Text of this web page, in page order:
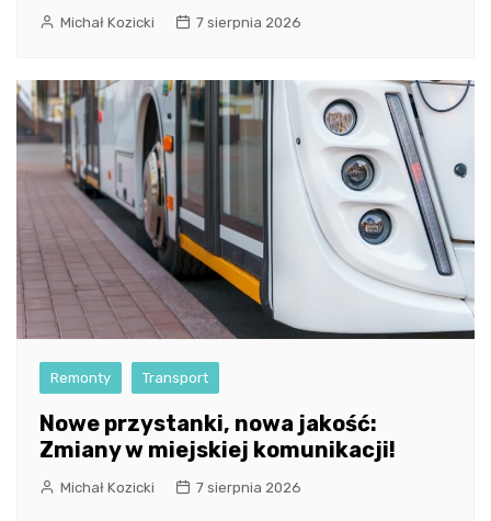
Michał Kozicki 7 sierpnia 2026
Remonty Transport
Nowe przystanki, nowa jakość:
Zmiany w miejskiej komunikacji!
Michał Kozicki 7 sierpnia 2026